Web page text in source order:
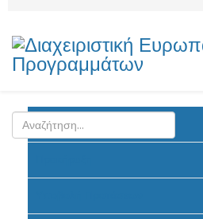
Ανακοινώσεις